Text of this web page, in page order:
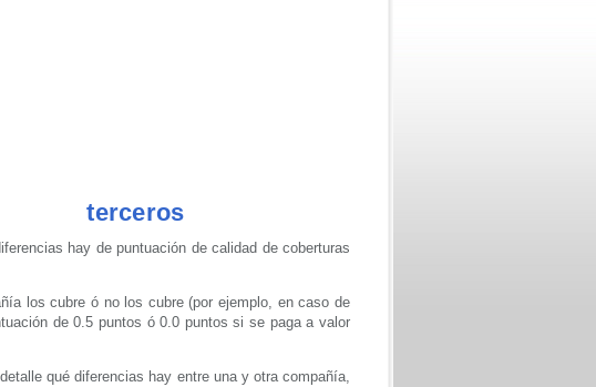
terceros
hay de puntuación de calidad de coberturas
los cubre ó no los cubre (por ejemplo, en caso de
de 0.5 puntos ó 0.0 puntos si se paga a valor
qué diferencias hay entre una y otra compañía,